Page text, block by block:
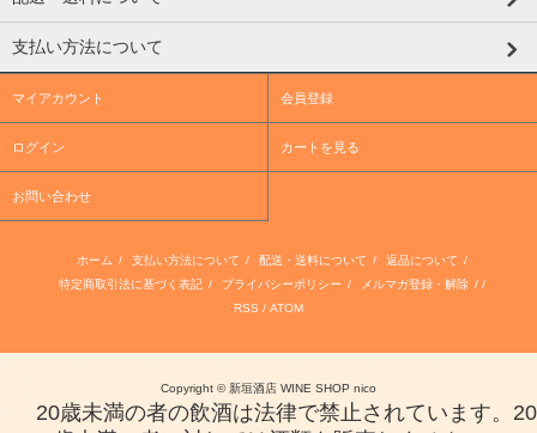
支払い方法について
マイアカウント 会員登録
ログイン カートを見る
お問い合わせ
ホーム / 支払い方法について / 配送・送料について / 返品について /
特定商取引法に基づく表記 / プライバシーポリシー / メルマガ登録・解除 / /
RSS / ATOM
Copyright © 新垣酒店 WINE SHOP nico
20歳未満の者の飲酒は法律で禁止されています。20